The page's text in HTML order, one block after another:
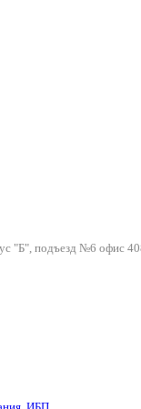
"Б", подъезд №6 офис